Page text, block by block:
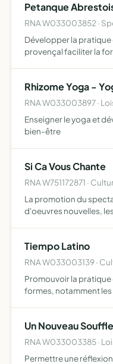
Petanque
RNA W033003852 ·
Développer la
provençal faciliter la
pétanque et…
Rhizome Yoga -
RNA W033003897 ·
Enseigner le yoga et
bien-être
Si Ca Vous Chante
RNA W751172871 ·
La promotion du
d'oeuvres nouvelles,
Tiempo Latino
RNA W033003139 ·
Promouvoir la pratique
formes, notamment
Un Nouveau
RNA W033003385 ·
Permettre une